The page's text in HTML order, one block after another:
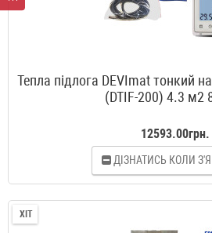
Тепла підлога DEVImat тонкий
(DTIF-200) 4.3 м2
12593.00грн.
ДІЗНАТИСЬ КОЛИ
ХІТ